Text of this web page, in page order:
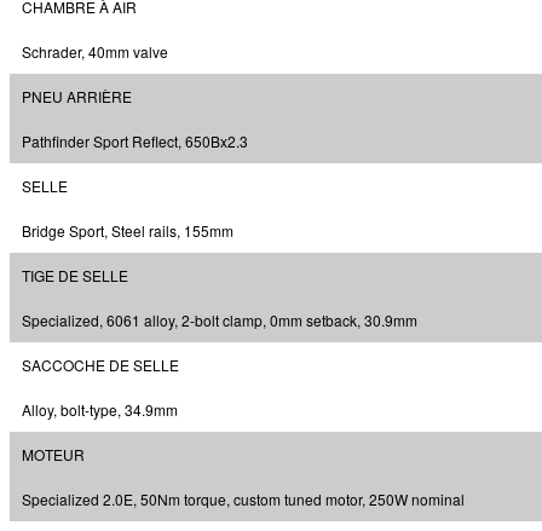
CHAMBRE À AIR
Schrader, 40mm valve
PNEU ARRIÈRE
Pathfinder Sport Reflect, 650Bx2.3
SELLE
Bridge Sport, Steel rails, 155mm
TIGE DE SELLE
Specialized, 6061 alloy, 2-bolt clamp, 0mm setback, 30.9mm
SACCOCHE DE SELLE
Alloy, bolt-type, 34.9mm
MOTEUR
Specialized 2.0E, 50Nm torque, custom tuned motor, 250W nominal